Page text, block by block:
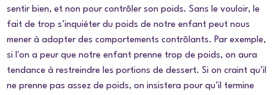
sentir bien, et non pour contrôler son poids. Sans le vouloir, le
fait de trop s’inquiéter du poids de notre enfant peut nous
mener à adopter des comportements contrôlants. Par exemple,
si l'on a peur que notre enfant prenne trop de poids, on aura
tendance à restreindre les portions de dessert. Si on craint qu’il
ne prenne pas assez de poids, on insistera pour qu’il termine